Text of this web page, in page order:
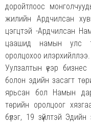
доройтлоос
жилийн Ардчилсан
цэгцтэй -Ардчилсан
цаашид намын улс
оролцохоо илэрхийллээ.
Уулзалтын үеэр
болон эдийн засагт
ярьсан бол Намын
төрийн оролцоог
бүлэг, 19 зүйлтэй